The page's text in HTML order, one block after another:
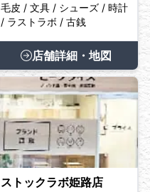
毛皮 / 文具 / シューズ / 時計
/ ラストラボ / 古銭
店舗詳細・地図
ストックラボ姫路店